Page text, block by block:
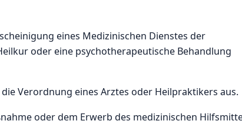
eines Medizinischen Dienstes der
oder eine psychotherapeutische Behandlung
Verordnung eines Arztes oder Heilpraktikers aus.
oder dem Erwerb des medizinischen